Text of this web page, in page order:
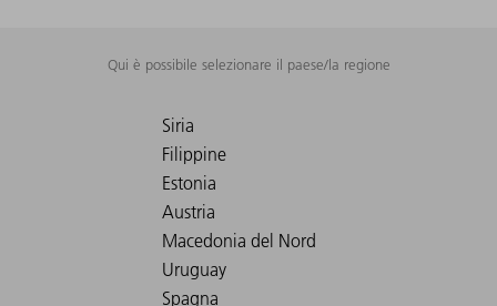
Qui è possibile selezionare il paese/la regione